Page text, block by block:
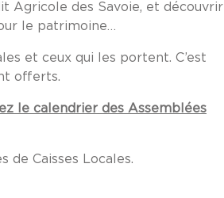
Agricole des Savoie, et découvrir
le patrimoine…
et ceux qui les portent. C’est
offerts.
le calendrier des Assemblées
de Caisses Locales.